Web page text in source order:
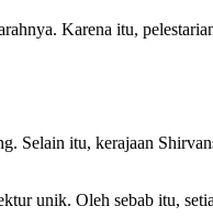
Karena itu,
Selain itu, kerajaan
unik. Oleh sebab itu,